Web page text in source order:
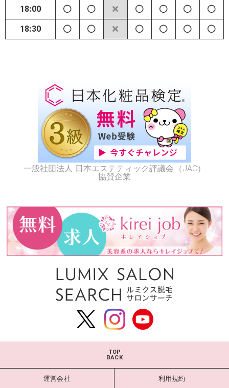
18:00
18:30
一般社団法人 日本エステティック評議会（JAC）
協賛企業
TOP
BACK
運営会社 利用規約